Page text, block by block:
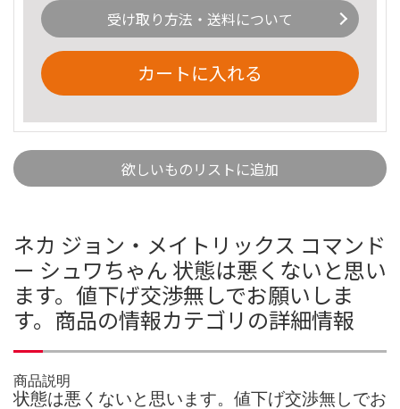
受け取り方法・送料について
カートに入れる
欲しいものリストに追加
ネカ ジョン・メイトリックス コマンド
ー シュワちゃん 状態は悪くないと思い
ます。値下げ交渉無しでお願いしま
す。商品の情報カテゴリの詳細情報
商品説明
状態は悪くないと思います。値下げ交渉無しでお